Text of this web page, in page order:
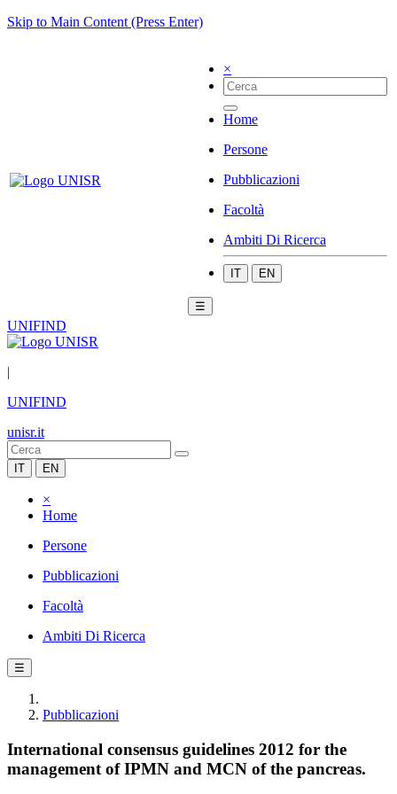
Skip to Main Content (Press Enter)
×
Home
Persone
Pubblicazioni
Facoltà
Ambiti Di Ricerca
IT EN
☰
UNIFIND
|
UNIFIND
unisr.it
IT EN
×
Home
Persone
Pubblicazioni
Facoltà
Ambiti Di Ricerca
☰
Pubblicazioni
International consensus guidelines 2012 for the
management of IPMN and MCN of the pancreas.